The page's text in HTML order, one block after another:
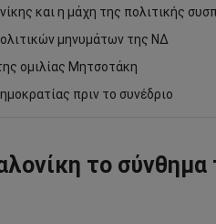
και η μάχη της πολιτικής
μηνυμάτων της ΝΔ
ομιλίας Μητσοτάκη
πριν το συνέδριο
το σύνθημα